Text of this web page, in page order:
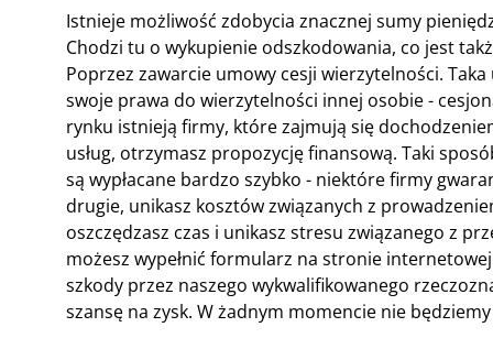
Istnieje możliwość zdobycia znacznej sumy
Chodzi tu o wykupienie odszkodowania, co jest
Poprzez zawarcie umowy cesji wierzytelności.
swoje prawa do wierzytelności innej osobie -
rynku istnieją firmy, które zajmują się
usług, otrzymasz propozycję finansową. Taki
są wypłacane bardzo szybko - niektóre firmy
drugie, unikasz kosztów związanych z
oszczędzasz czas i unikasz stresu związanego z
możesz wypełnić formularz na stronie
szkody przez naszego wykwalifikowanego
szansę na zysk. W żadnym momencie nie